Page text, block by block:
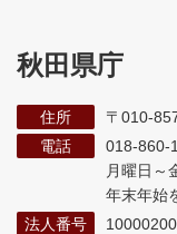
秋田県庁
住所
〒010-
電話
018-860-
月曜日～
年末年始
法人番号